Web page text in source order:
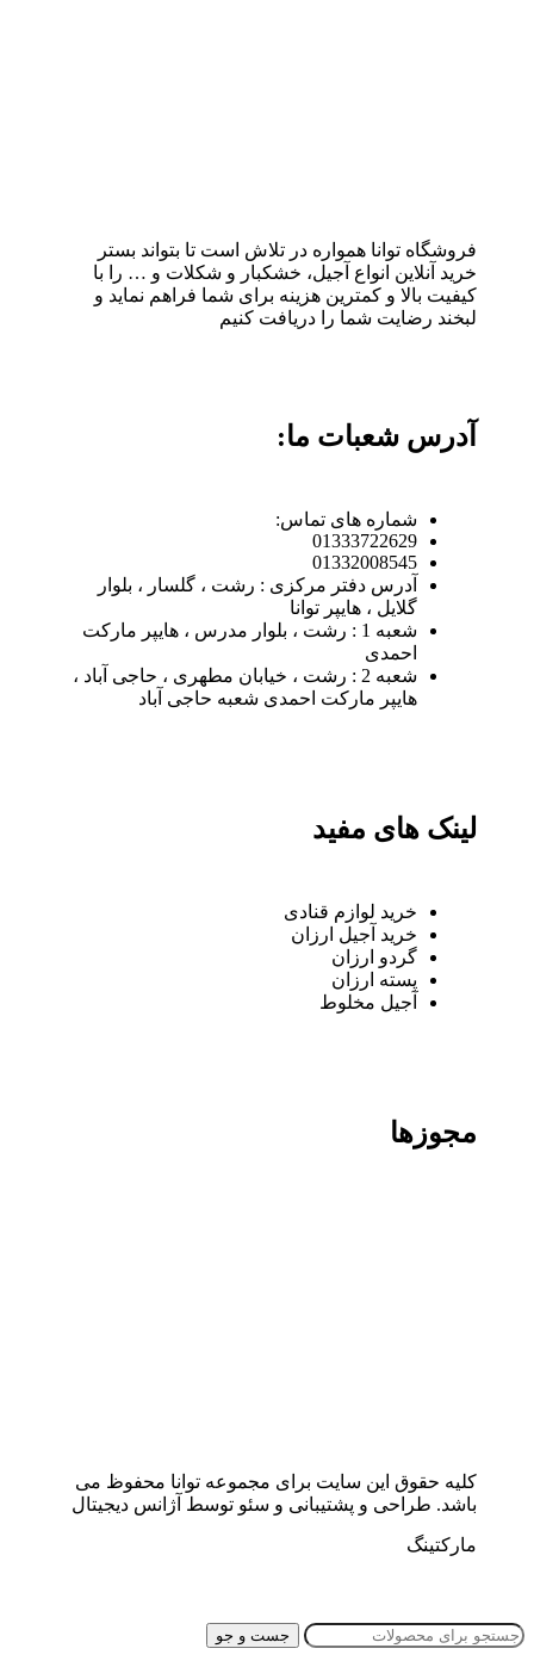
فروشگاه توانا همواره در تلاش است تا بتواند بستر
خرید آنلاین انواع آجیل، خشکبار و شکلات و … را با
کیفیت بالا و کمترین هزینه برای شما فراهم نماید و
لبخند رضایت شما را دریافت کنیم
آدرس شعبات ما:
شماره های تماس:
01333722629
01332008545
آدرس دفتر مرکزی : رشت ، گلسار ، بلوار
گلایل ، هایپر توانا
شعبه 1 : رشت ، بلوار مدرس ، هایپر مارکت
احمدی
شعبه 2 : رشت ، خیابان مطهری ، حاجی آباد ،
هایپر مارکت احمدی شعبه حاجی آباد
لینک های مفید
خرید لوازم قنادی
خرید آجیل ارزان
گردو ارزان
پسته ارزان
آجیل مخلوط
مجوزها
کلیه حقوق این سایت برای مجموعه توانا محفوظ می
باشد. طراحی و پشتیبانی و سئو توسط آژانس دیجیتال
مارکتینگ
جست و جو